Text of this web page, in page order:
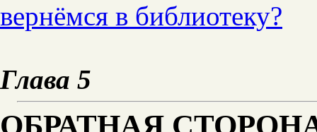
вернёмся в библиотеку?
Глава 5
ОБРАТНАЯ